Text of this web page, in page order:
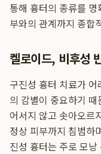
통해 흉터의 종류를
부와의 관계까지 종합
켈로이드, 비후성
구진성 흉터 치료가
의 감별이 중요하기
어서지 않고 솟아오르
정상 피부까지 침범하
진성 흉터는 주로 모